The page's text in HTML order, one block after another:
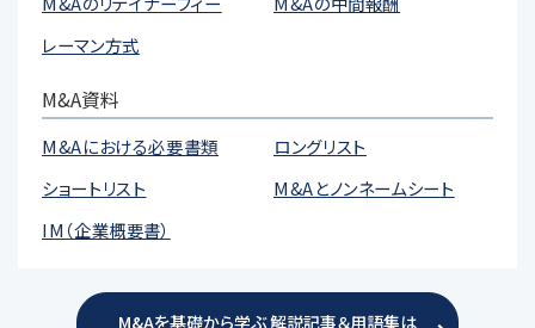
レーマン方式
M&A資料
M&Aにおける必要書類
ロングリスト
ショートリスト
M&Aとノンネームシート
IM（企業概要書）
M&Aを基礎から学ぶ 解説記事＆用語集は